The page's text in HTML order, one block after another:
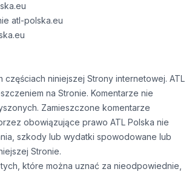
atl-polska.eu
niniejszej Strony internetowej. ATL
na Stronie. Komentarze nie
Zamieszczone komentarze
obowiązujące prawo ATL Polska nie
szkody lub wydatki spowodowane lub
Stronie.
które można uznać za nieodpowiednie,